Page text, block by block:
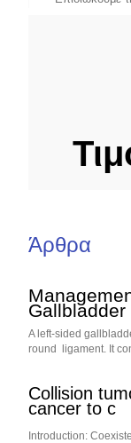
Άρθρα
Gallbladder
A left-sided
round ligament. It
Collision
cancer to c
Introduction: